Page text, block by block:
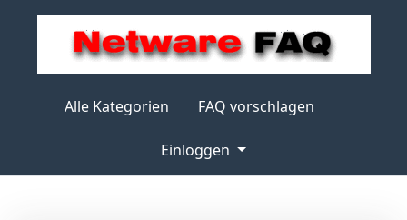
Alle Kategorien FAQ vorschlagen
Einloggen